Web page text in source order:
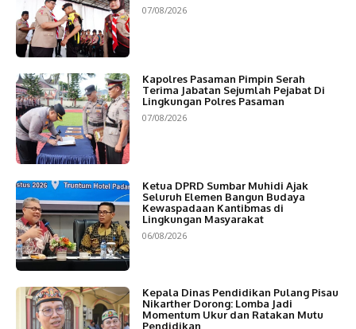
07/08/2026
Kapolres Pasaman Pimpin Serah
Terima Jabatan Sejumlah Pejabat Di
Lingkungan Polres Pasaman
07/08/2026
Ketua DPRD Sumbar Muhidi Ajak
Seluruh Elemen Bangun Budaya
Kewaspadaan Kantibmas di
Lingkungan Masyarakat
06/08/2026
Kepala Dinas Pendidikan Pulang Pisau
Nikarther Dorong: Lomba Jadi
Momentum Ukur dan Ratakan Mutu
Pendidikan